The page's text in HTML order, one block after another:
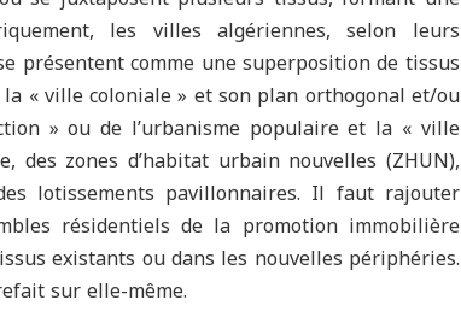
les villes algériennes, selon leurs
présentent comme une superposition de tissus
« ville coloniale » et son plan orthogonal et/ou
» ou de l’urbanisme populaire et la « ville
des zones d’habitat urbain nouvelles (ZHUN),
lotissements pavillonnaires. Il faut rajouter
résidentiels de la promotion immobilière
existants ou dans les nouvelles périphéries.
sur elle-même.